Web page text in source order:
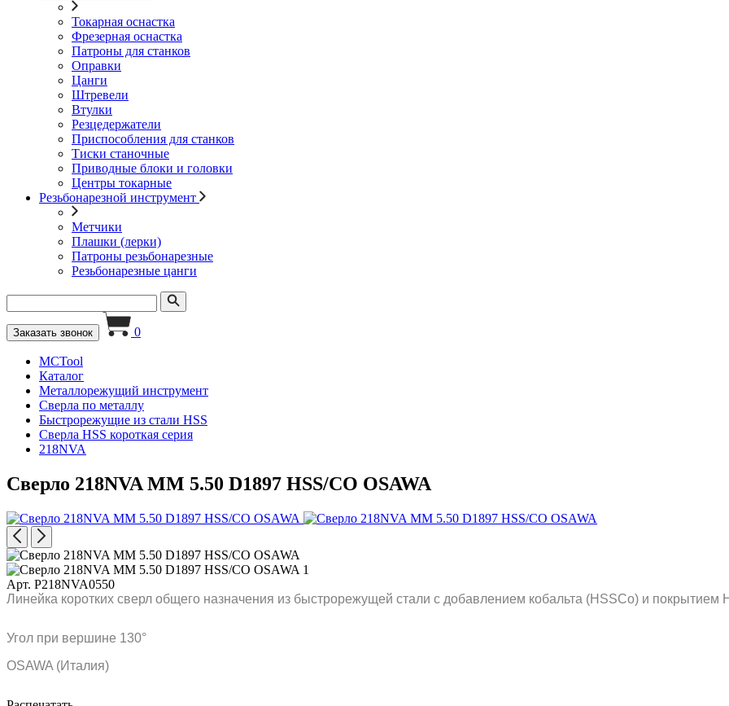
Токарная оснастка
Фрезерная оснастка
Патроны для станков
Оправки
Цанги
Штревели
Втулки
Резцедержатели
Приспособления для станков
Тиски станочные
Приводные блоки и головки
Центры токарные
Резьбонарезной инструмент
Метчики
Плашки (лерки)
Патроны резьбонарезные
Резьбонарезные цанги
Заказать звонок 0
MCTool
Каталог
Металлорежущий инструмент
Сверла по металлу
Быстрорежущие из стали HSS
Сверла HSS короткая серия
218NVA
Сверло 218NVA MM 5.50 D1897 HSS/CO OSAWA
Арт. P218NVA0550
Линейка коротких сверл общего назначения из быстрорежущей стали с добавлением кобальта (HSSCo) и покрытием
Угол при вершине 130°
OSAWA (Италия)